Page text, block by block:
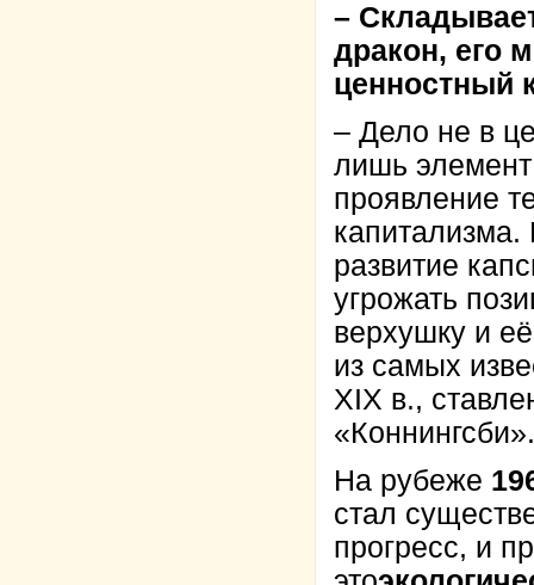
–
дракон, его
ценностный
– Дело не в
лишь элемент
проявление
развитие
угрожать
верхушку и
из самых
XIX в.,
«Коннингсби».
На рубеже
стал
прогресс, и